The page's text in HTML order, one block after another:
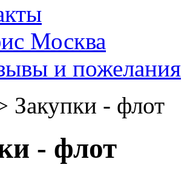
Москва
и пожелания
Закупки - флот
- флот